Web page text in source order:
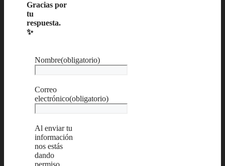
Gracias por
tu
respuesta.
✨
Nombre(obligatorio)
Correo
electrónico(obligatorio)
Al enviar tu
información
nos estás
dando
permiso